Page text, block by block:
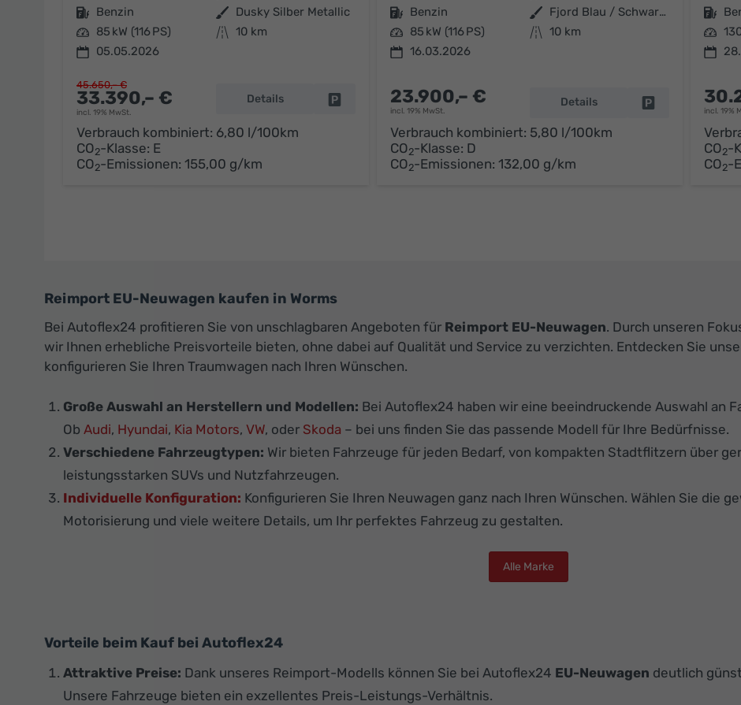
Kraftstoff Benzin Außenfarbe Dusky Silber Metallic
Leistung 85 kW (116 PS) Kilometerstand 10 km
05.05.2026
33.390,– €
incl. 19% MwSt.
45.650,– €
Details Fahrzeug parken
Verbrauch kombiniert: 6,80 l/100km
CO2-Klasse: E
CO2-Emissionen: 155,00 g/km
Kraftstoff Benzin Außenfarbe
Fjord Blau / Schwarzes Dach
Leistung 85 kW (116 PS) Kilometerstand 10 km
16.03.2026
23.900,– €
incl. 19% MwSt.
Details Fahrzeug parken
Verbrauch kombiniert: 5,80 l/100km
CO2-Klasse: D
CO2-Emissionen: 132,00 g/km
Kraftstoff
Leistung
incl. 19%
CO2-
CO2-
Reimport EU-Neuwagen kaufen in Worms
Bei Autoflex24 profitieren Sie von unschlagbaren Angeboten für Reimport EU-Neuwagen. Durch unseren
wir Ihnen erhebliche Preisvorteile bieten, ohne dabei auf Qualität und Service zu verzichten. Entdecken Sie
konfigurieren Sie Ihren Traumwagen nach Ihren Wünschen.
Große Auswahl an Herstellern und Modellen: Bei Autoflex24 haben wir eine beeindruckende Auswahl an
Ob Audi, Hyundai, Kia Motors, VW, oder Skoda – bei uns finden Sie das passende Modell für Ihre Bedürfnisse.
Verschiedene Fahrzeugtypen: Wir bieten Fahrzeuge für jeden Bedarf, von kompakten Stadtflitzern über
leistungsstarken SUVs und Nutzfahrzeugen.
Individuelle Konfiguration: Konfigurieren Sie Ihren Neuwagen ganz nach Ihren Wünschen. Wählen Sie die
Motorisierung und viele weitere Details, um Ihr perfektes Fahrzeug zu gestalten.
Alle Marke
Vorteile beim Kauf bei Autoflex24
Attraktive Preise: Dank unseres Reimport-Modells können Sie bei Autoflex24 EU-Neuwagen deutlich
Unsere Fahrzeuge bieten ein exzellentes Preis-Leistungs-Verhältnis.